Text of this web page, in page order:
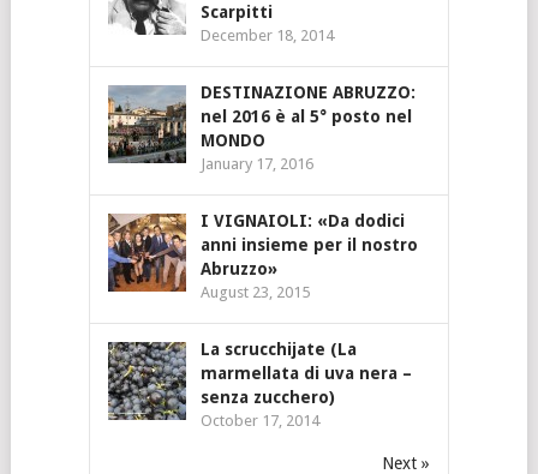
Scarpitti
December 18, 2014
DESTINAZIONE ABRUZZO:
nel 2016 è al 5° posto nel
MONDO
January 17, 2016
I VIGNAIOLI: «Da dodici
anni insieme per il nostro
Abruzzo»
August 23, 2015
La scrucchijate (La
marmellata di uva nera –
senza zucchero)
October 17, 2014
Next »